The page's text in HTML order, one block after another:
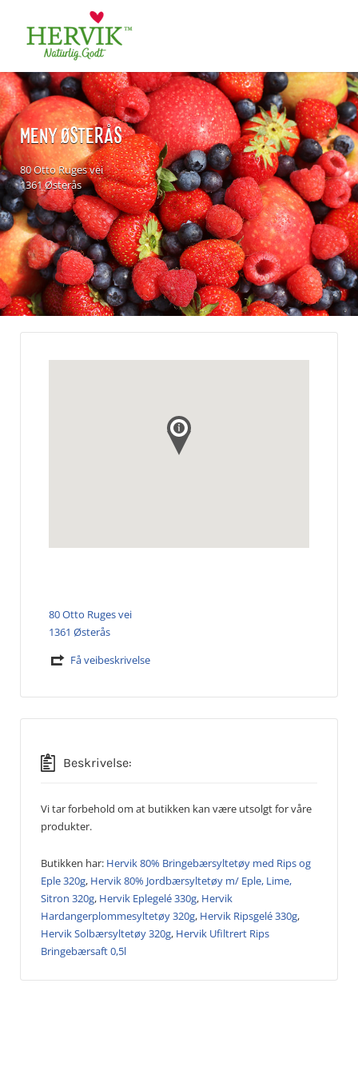
for:
MENY ØSTERÅS
80 Otto Ruges vei
1361 Østerås
80 Otto Ruges vei
1361 Østerås
Få veibeskrivelse
Beskrivelse:
Vi tar forbehold om at butikken kan være utsolgt for våre
produkter.
Butikken har: Hervik 80% Bringebærsyltetøy med Rips og
Eple 320g, Hervik 80% Jordbærsyltetøy m/ Eple, Lime,
Sitron 320g, Hervik Eplegelé 330g, Hervik
Hardangerplommesyltetøy 320g, Hervik Ripsgelé 330g,
Hervik Solbærsyltetøy 320g, Hervik Ufiltrert Rips
Bringebærsaft 0,5l